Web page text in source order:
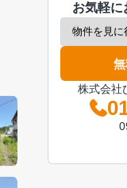
お気軽に
株式会社